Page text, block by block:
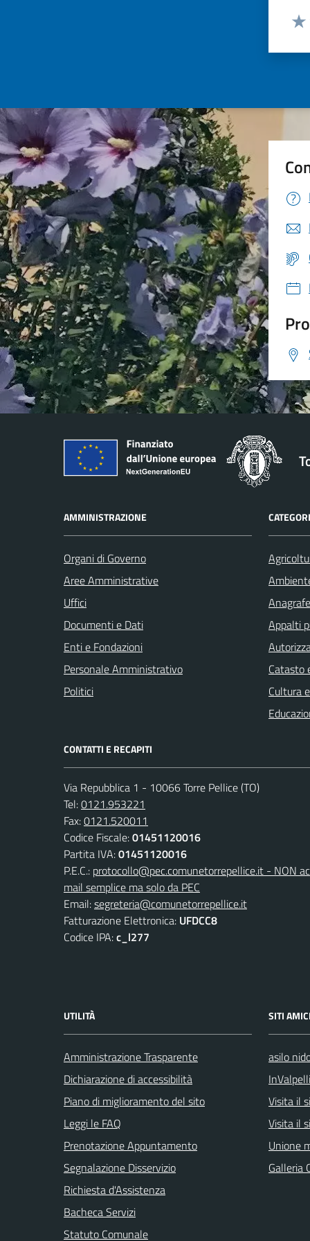
AMMINISTRAZIONE
Organi di Governo
Aree Amministrative
Uffici
Documenti e Dati
Enti e Fondazioni
Personale Amministrativo
Politici
Appalti
Catasto
Cultura
CONTATTI E RECAPITI
Via Repubblica 1 - 10066 Torre Pellice (TO)
Tel:0121.953221
Fax:0121.520011
Codice Fiscale:01451120016
Partita IVA:01451120016
P.E.C.: protocollo@pec.comunetorrepellice.it - NON
mail semplice ma solo da PEC
Email:segreteria@comunetorrepellice.it
Fatturazione Elettronica: UFDCC8
Codice IPA:c_l277
UTILITÀ
Amministrazione Trasparente
Dichiarazione di accessibilità
Piano di miglioramento del sito
Leggi le FAQ
Prenotazione Appuntamento
Segnalazione Disservizio
Richiesta d'Assistenza
Bacheca Servizi
Statuto Comunale
SITI AMICI
asilo
Visita il
Visita il
Unione
Galleria